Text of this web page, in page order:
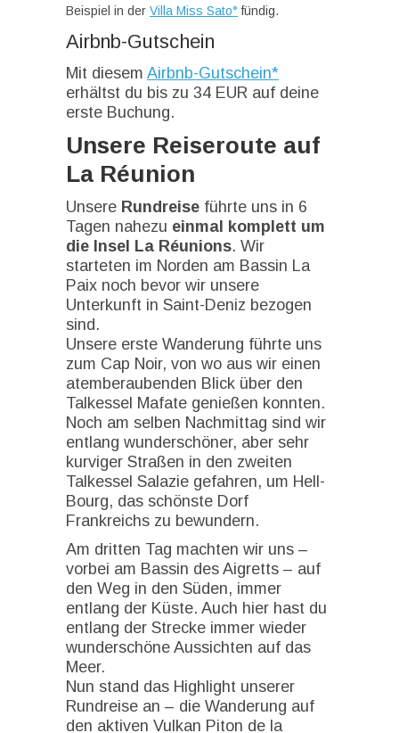
Beispiel in der Villa Miss Sato° fündig.
Airbnb-Gutschein
Mit diesem Airbnb-Gutschein*
erhältst du bis zu 34 EUR auf deine
erste Buchung.
Unsere Reiseroute auf
La Réunion
Unsere Rundreise führte uns in 6
Tagen nahezu einmal komplett um
die Insel La Réunions. Wir
starteten im Norden am Bassin La
Paix noch bevor wir unsere
Unterkunft in Saint-Deniz bezogen
sind.
Unsere erste Wanderung führte uns
zum Cap Noir, von wo aus wir einen
atemberaubenden Blick über den
Talkessel Mafate genießen konnten.
Noch am selben Nachmittag sind wir
entlang wunderschöner, aber sehr
kurviger Straßen in den zweiten
Talkessel Salazie gefahren, um Hell-
Bourg, das schönste Dorf
Frankreichs zu bewundern.
Am dritten Tag machten wir uns –
vorbei am Bassin des Aigretts – auf
den Weg in den Süden, immer
entlang der Küste. Auch hier hast du
entlang der Strecke immer wieder
wunderschöne Aussichten auf das
Meer.
Nun stand das Highlight unserer
Rundreise an – die Wanderung auf
den aktiven Vulkan Piton de la